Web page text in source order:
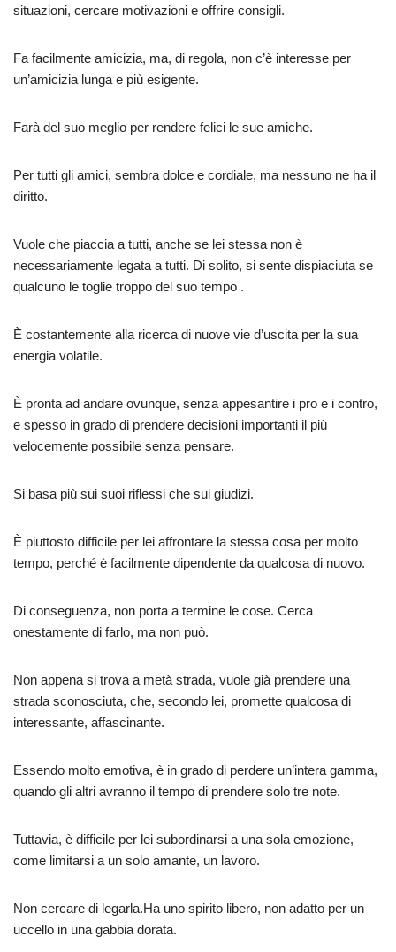
situazioni, cercare motivazioni e offrire consigli.
Fa facilmente amicizia, ma, di regola, non c’è interesse per
un’amicizia lunga e più esigente.
Farà del suo meglio per rendere felici le sue amiche.
Per tutti gli amici, sembra dolce e cordiale, ma nessuno ne ha il
diritto.
Vuole che piaccia a tutti, anche se lei stessa non è
necessariamente legata a tutti. Di solito, si sente dispiaciuta se
qualcuno le toglie troppo del suo tempo .
È costantemente alla ricerca di nuove vie d’uscita per la sua
energia volatile.
È pronta ad andare ovunque, senza appesantire i pro e i contro,
e spesso in grado di prendere decisioni importanti il più
velocemente possibile senza pensare.
Si basa più sui suoi riflessi che sui giudizi.
È piuttosto difficile per lei affrontare la stessa cosa per molto
tempo, perché è facilmente dipendente da qualcosa di nuovo.
Di conseguenza, non porta a termine le cose. Cerca
onestamente di farlo, ma non può.
Non appena si trova a metà strada, vuole già prendere una
strada sconosciuta, che, secondo lei, promette qualcosa di
interessante, affascinante.
Essendo molto emotiva, è in grado di perdere un’intera gamma,
quando gli altri avranno il tempo di prendere solo tre note.
Tuttavia, è difficile per lei subordinarsi a una sola emozione,
come limitarsi a un solo amante, un lavoro.
Non cercare di legarla.Ha uno spirito libero, non adatto per un
uccello in una gabbia dorata.